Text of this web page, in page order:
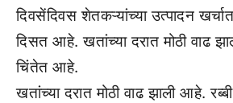
दिवसेंदिवस शेतकऱ्यांच्या उत्पादन खर्चात
दिसत आहे. खतांच्या दरात मोठी वाढ
चिंतेत आहे.
खतांच्या दरात मोठी वाढ झाली आहे.